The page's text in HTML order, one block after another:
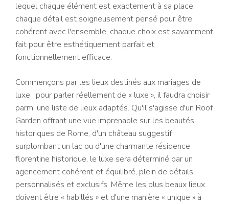
lequel chaque élément est exactement à sa place,
chaque détail est soigneusement pensé pour être
cohérent avec l'ensemble, chaque choix est savamment
fait pour être esthétiquement parfait et
fonctionnellement efficace.
Commençons par les lieux destinés aux mariages de
luxe : pour parler réellement de « luxe », il faudra choisir
parmi une liste de lieux adaptés. Qu'il s'agisse d'un Roof
Garden offrant une vue imprenable sur les beautés
historiques de Rome, d'un château suggestif
surplombant un lac ou d'une charmante résidence
florentine historique, le luxe sera déterminé par un
agencement cohérent et équilibré, plein de détails
personnalisés et exclusifs. Même les plus beaux lieux
doivent être « habillés » et d'une manière « unique » à